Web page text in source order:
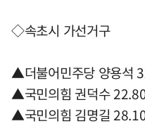
◇속초시 가선거구
▲더불어민주당 양용석
▲국민의힘 권덕수
▲국민의힘 김명길